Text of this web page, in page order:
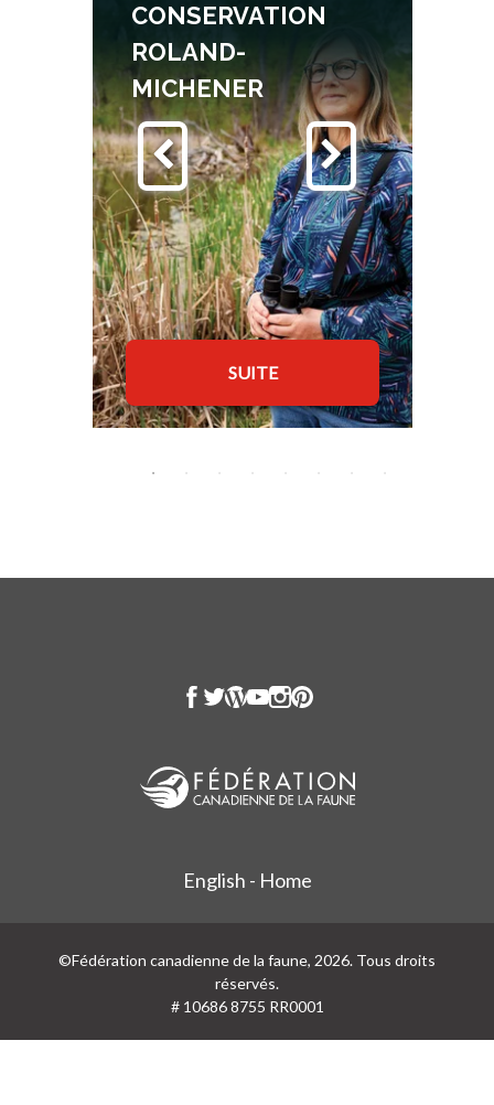
CONSERVATION
ROLAND-
MICHENER
SUITE
English - Home
©Fédération canadienne de la faune, 2026. Tous droits
réservés.
# 10686 8755 RR0001